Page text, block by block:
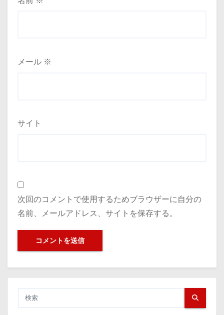
メール ※
サイト
次回のコメントで使用するためブラウザーに自分の
名前、メールアドレス、サイトを保存する。